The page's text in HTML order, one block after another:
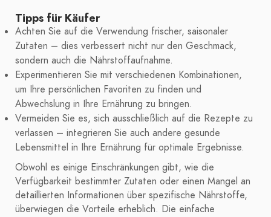
Tipps für Käufer
Achten Sie auf die Verwendung frischer, saisonaler
Zutaten – dies verbessert nicht nur den Geschmack,
sondern auch die Nährstoffaufnahme.
Experimentieren Sie mit verschiedenen Kombinationen,
um Ihre persönlichen Favoriten zu finden und
Abwechslung in Ihre Ernährung zu bringen.
Vermeiden Sie es, sich ausschließlich auf die Rezepte zu
verlassen – integrieren Sie auch andere gesunde
Lebensmittel in Ihre Ernährung für optimale Ergebnisse.
Obwohl es einige Einschränkungen gibt, wie die
Verfügbarkeit bestimmter Zutaten oder einen Mangel an
detaillierten Informationen über spezifische Nährstoffe,
überwiegen die Vorteile erheblich. Die einfache